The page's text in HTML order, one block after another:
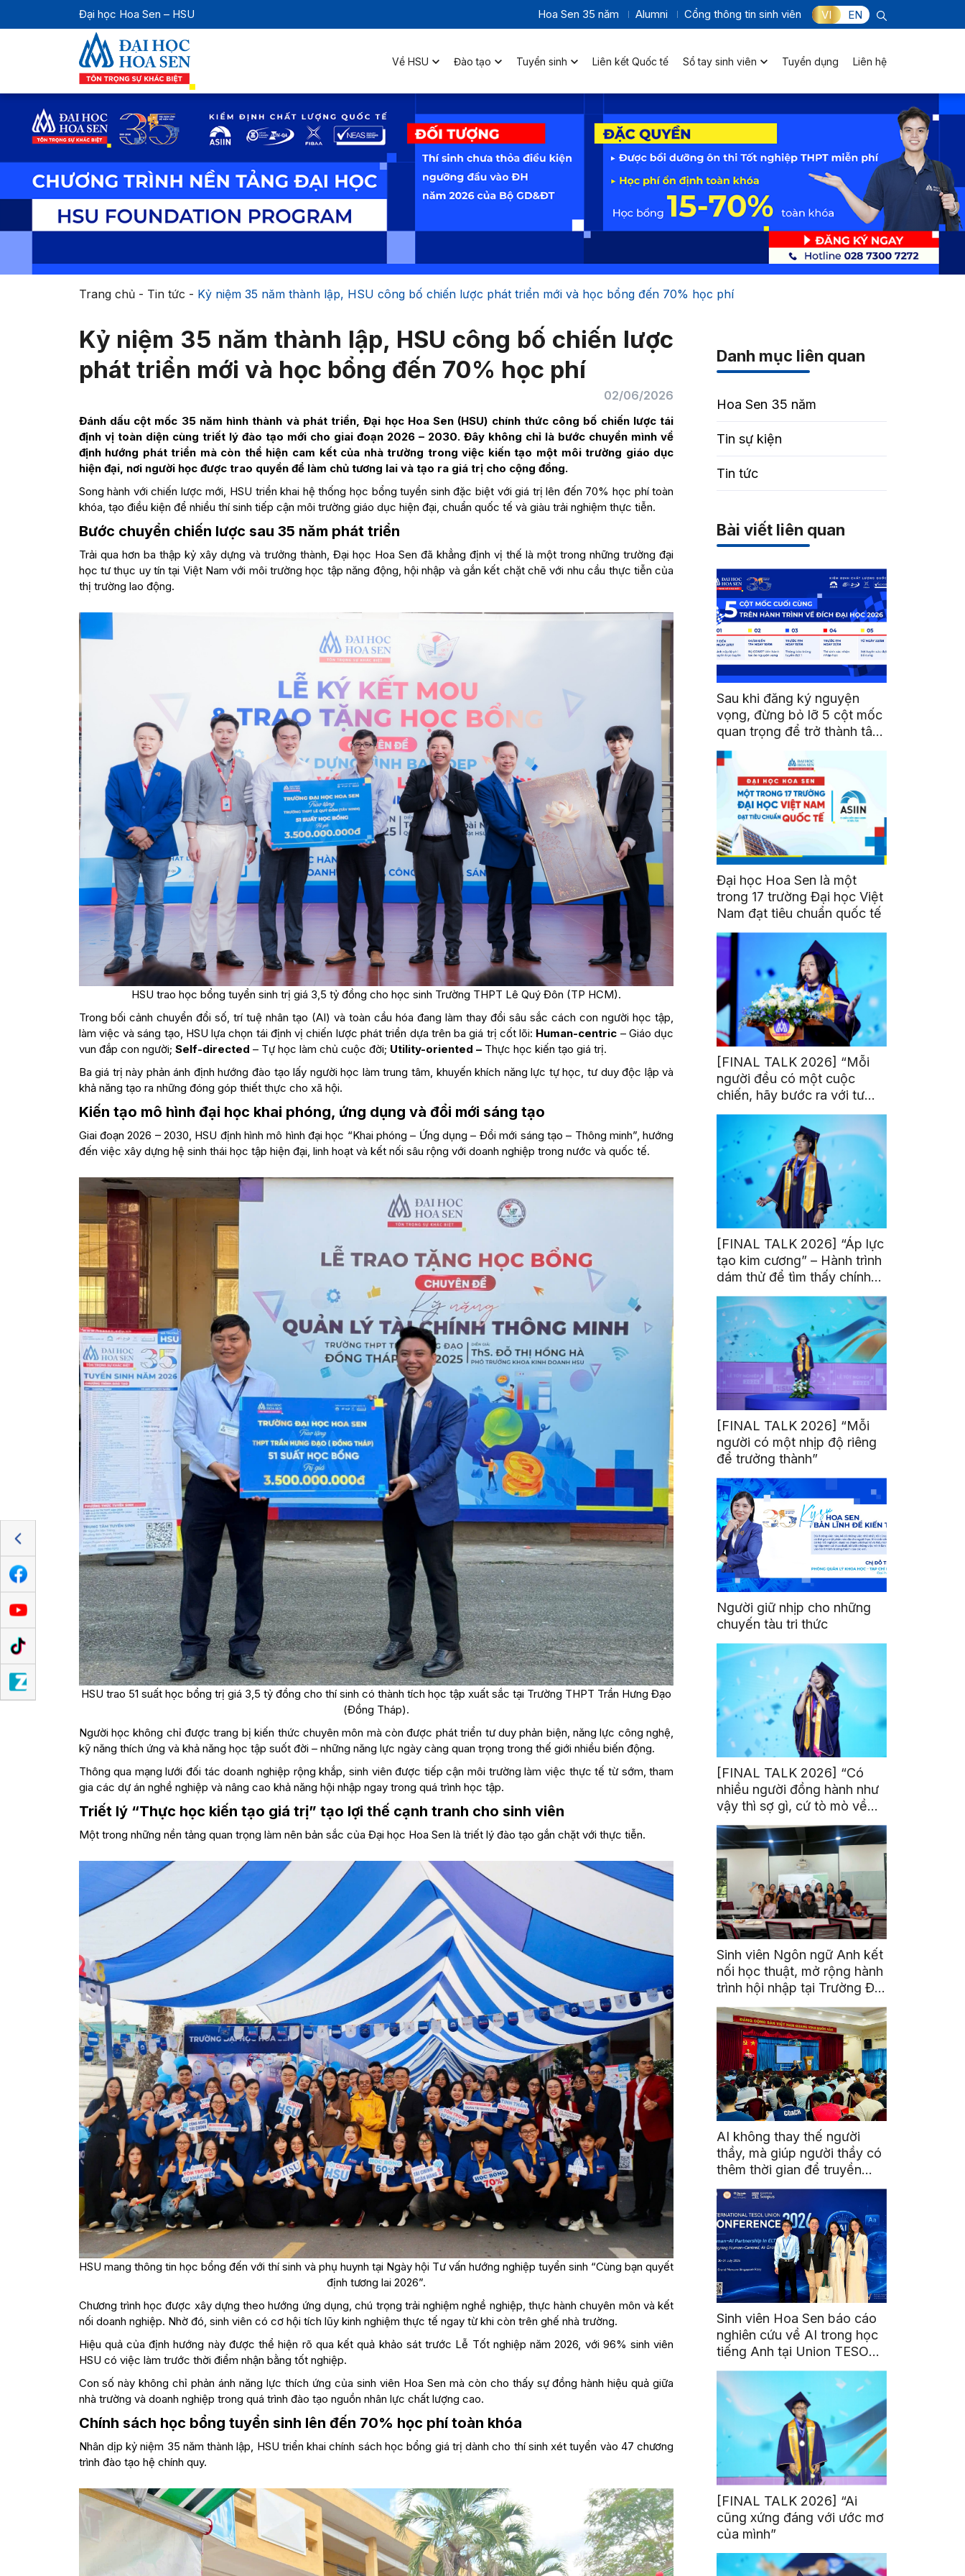
Đại học Hoa Sen – HSU Hoa Sen 35 năm Alumni Cổng thông tin sinh viên VI EN
Về HSU Đào tạo Tuyển sinh Liên kết Quốc tế Sổ tay sinh viên Tuyển dụng Liên hệ
Trang chủ- Tin tức - Kỷ niệm 35 năm thành lập, HSU công bố chiến lược phát triển mới và học bổng đến 70% học phí
Kỷ niệm 35 năm thành lập, HSU công bố chiến lược
phát triển mới và học bổng đến 70% học phí
02/06/2026
Đánh dấu cột mốc 35 năm hình thành và phát triển, Đại học Hoa Sen (HSU) chính thức công bố chiến lược tái
định vị toàn diện cùng triết lý đào tạo mới cho giai đoạn 2026 – 2030. Đây không chỉ là bước chuyển mình về
định hướng phát triển mà còn thể hiện cam kết của nhà trường trong việc kiến tạo một môi trường giáo dục
hiện đại, nơi người học được trao quyền để làm chủ tương lai và tạo ra giá trị cho cộng đồng.
Song hành với chiến lược mới, HSU triển khai hệ thống học bổng tuyển sinh đặc biệt với giá trị lên đến 70% học phí toàn
khóa, tạo điều kiện để nhiều thí sinh tiếp cận môi trường giáo dục hiện đại, chuẩn quốc tế và giàu trải nghiệm thực tiễn.
Bước chuyển chiến lược sau 35 năm phát triển
Trải qua hơn ba thập kỷ xây dựng và trưởng thành, Đại học Hoa Sen đã khẳng định vị thế là một trong những trường đại
học tư thục uy tín tại Việt Nam với môi trường học tập năng động, hội nhập và gắn kết chặt chẽ với nhu cầu thực tiễn của
thị trường lao động.
HSU trao học bổng tuyển sinh trị giá 3,5 tỷ đồng cho học sinh Trường THPT Lê Quý Đôn (TP HCM).
Trong bối cảnh chuyển đổi số, trí tuệ nhân tạo (AI) và toàn cầu hóa đang làm thay đổi sâu sắc cách con người học tập,
làm việc và sáng tạo, HSU lựa chọn tái định vị chiến lược phát triển dựa trên ba giá trị cốt lõi: Human-centric – Giáo dục
vun đắp con người; Self-directed – Tự học làm chủ cuộc đời; Utility-oriented –Thực học kiến tạo giá trị.
Ba giá trị này phản ánh định hướng đào tạo lấy người học làm trung tâm, khuyến khích năng lực tự học, tư duy độc lập và
khả năng tạo ra những đóng góp thiết thực cho xã hội.
Kiến tạo mô hình đại học khai phóng, ứng dụng và đổi mới sáng tạo
Giai đoạn 2026 – 2030, HSU định hình mô hình đại học “Khai phóng – Ứng dụng – Đổi mới sáng tạo – Thông minh”, hướng
đến việc xây dựng hệ sinh thái học tập hiện đại, linh hoạt và kết nối sâu rộng với doanh nghiệp trong nước và quốc tế.
HSU trao 51 suất học bổng trị giá 3,5 tỷ đồng cho thí sinh có thành tích học tập xuất sắc tại Trường THPT Trần Hưng Đạo
(Đồng Tháp).
Người học không chỉ được trang bị kiến thức chuyên môn mà còn được phát triển tư duy phản biện, năng lực công nghệ,
kỹ năng thích ứng và khả năng học tập suốt đời – những năng lực ngày càng quan trọng trong thế giới nhiều biến động.
Thông qua mạng lưới đối tác doanh nghiệp rộng khắp, sinh viên được tiếp cận môi trường làm việc thực tế từ sớm, tham
gia các dự án nghề nghiệp và nâng cao khả năng hội nhập ngay trong quá trình học tập.
Triết lý “Thực học kiến tạo giá trị” tạo lợi thế cạnh tranh cho sinh viên
Một trong những nền tảng quan trọng làm nên bản sắc của Đại học Hoa Sen là triết lý đào tạo gắn chặt với thực tiễn.
HSU mang thông tin học bổng đến với thí sinh và phụ huynh tại Ngày hội Tư vấn hướng nghiệp tuyển sinh “Cùng bạn quyết
định tương lai 2026”.
Chương trình học được xây dựng theo hướng ứng dụng, chú trọng trải nghiệm nghề nghiệp, thực hành chuyên môn và kết
nối doanh nghiệp. Nhờ đó, sinh viên có cơ hội tích lũy kinh nghiệm thực tế ngay từ khi còn trên ghế nhà trường.
Hiệu quả của định hướng này được thể hiện rõ qua kết quả khảo sát trước Lễ Tốt nghiệp năm 2026, với 96% sinh viên
HSU có việc làm trước thời điểm nhận bằng tốt nghiệp.
Con số này không chỉ phản ánh năng lực thích ứng của sinh viên Hoa Sen mà còn cho thấy sự đồng hành hiệu quả giữa
nhà trường và doanh nghiệp trong quá trình đào tạo nguồn nhân lực chất lượng cao.
Chính sách học bổng tuyển sinh lên đến 70% học phí toàn khóa
Nhân dịp kỷ niệm 35 năm thành lập, HSU triển khai chính sách học bổng giá trị dành cho thí sinh xét tuyển vào 47 chương
trình đào tạo hệ chính quy.
Danh mục liên quan
Hoa Sen 35 năm
Tin sự kiện
Tin tức
Bài viết liên quan
Sau khi đăng ký nguyện
vọng, đừng bỏ lỡ 5 cột mốc
quan trọng để trở thành tân
sinh viên HSU
Đại học Hoa Sen là một
trong 17 trường Đại học Việt
Nam đạt tiêu chuẩn quốc tế
[FINAL TALK 2026] “Mỗi
người đều có một cuộc
chiến, hãy bước ra với tư
thế của người chiến thắng”
[FINAL TALK 2026] “Áp lực
tạo kim cương” – Hành trình
dám thử để tìm thấy chính
mình
[FINAL TALK 2026] “Mỗi
người có một nhịp độ riêng
để trưởng thành”
Người giữ nhịp cho những
chuyến tàu tri thức
[FINAL TALK 2026] “Có
nhiều người đồng hành như
vậy thì sợ gì, cứ tò mò về
thế giới thôi”
Sinh viên Ngôn ngữ Anh kết
nối học thuật, mở rộng hành
trình hội nhập tại Trường Đại
học Quốc gia Malaysia
AI không thay thế người
thầy, mà giúp người thầy có
thêm thời gian để truyền
cảm hứng
Sinh viên Hoa Sen báo cáo
nghiên cứu về AI trong học
tiếng Anh tại Union TESOL
2026 ở Singapore
[FINAL TALK 2026] “Ai
cũng xứng đáng với ước mơ
của mình”